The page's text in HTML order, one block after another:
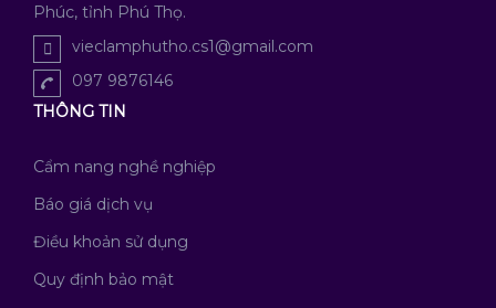
Phúc, tỉnh Phú Thọ.
vieclamphutho.cs1@gmail.com
097 9876146
THÔNG TIN
Cẩm nang nghề nghiệp
Báo giá dịch vụ
Điều khoản sử dụng
Quy định bảo mật